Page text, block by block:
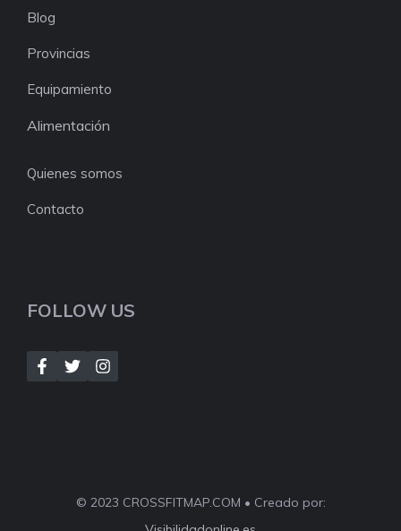
Blog
Provincias
Equipamiento
Alimentación
Quienes somos
Contacto
FOLLOW US
© 2023 CROSSFITMAP.COM • Creado por: